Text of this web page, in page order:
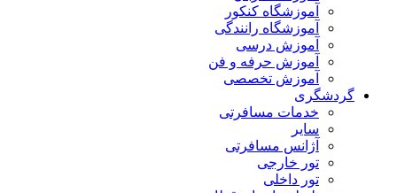
آموزشگاه کنکور
آموزشگاه رانندگی
آموزش درسی
آموزش حرفه و فن
آموزش تخصصی
گردشگری
خدمات مسافرتی
سایر
آژانس مسافرتی
تور خارجی
تور داخلی